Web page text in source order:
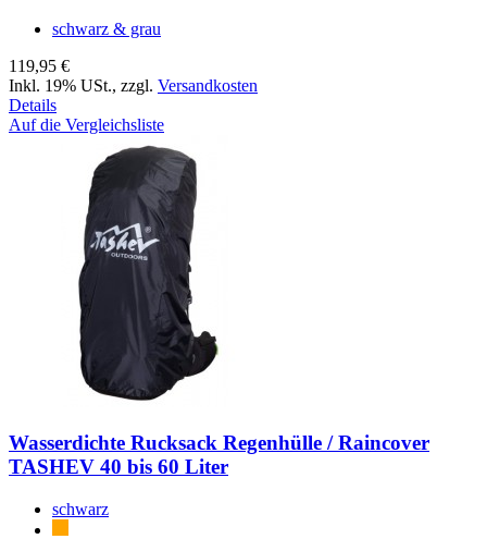
schwarz & grau
119,95 €
Inkl. 19% USt., zzgl. Versandkosten
Details
Auf die Vergleichsliste
Wasserdichte Rucksack Regenhülle / Raincover
TASHEV 40 bis 60 Liter
schwarz